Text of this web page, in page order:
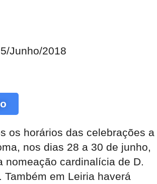
5/Junho/2018
os horários das celebrações a
nos dias 28 a 30 de junho,
nomeação cardinalícia de D.
Também em Leiria haverá